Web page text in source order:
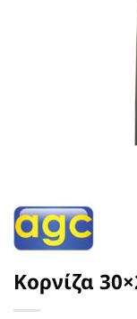
Κορνίζα